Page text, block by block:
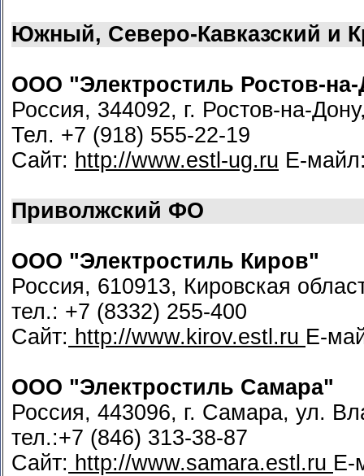
Южный, Северо-Кавказский и
ООО "Электростиль Ростов-
Россия, 344092, г. Ростов-на-
Тел. +7 (918) 555-22-19
Сайт: http://www.estl-ug.ru Е-
Приволжский ФО
ООО "Электростиль Киров"
Россия, 610913, Кировская
тел.: +7 (8332) 255-400
Сайт: http://www.kirov.estl.ru Е-
ООО "Электростиль Самара"
Россия, 443096, г. Самара, ул.
тел.:+7 (846) 313-38-87
Сайт: http://www.samara.estl.ru Е-